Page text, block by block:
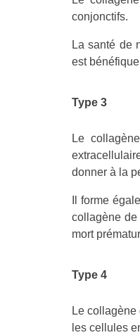
conjonctifs.
La santé de
est
Type 3
Le
donner à la
Il forme
collagène
mort
Type 4
Le
les cellules